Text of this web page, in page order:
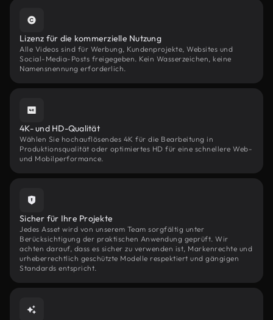
Lizenz für die kommerzielle Nutzung
Alle Videos sind für Werbung, Kundenprojekte, Websites und
Social-Media-Posts freigegeben. Kein Wasserzeichen, keine
Namensnennung erforderlich.
4K- und HD-Qualität
Wählen Sie hochauflösendes 4K für die Bearbeitung in
Produktionsqualität oder optimiertes HD für eine schnellere Web-
und Mobilperformance.
Sicher für Ihre Projekte
Jedes Asset wird von unserem Team sorgfältig unter
Berücksichtigung der praktischen Anwendung geprüft. Wir
achten darauf, dass es sicher zu verwenden ist, Markenrechte und
urheberrechtlich geschützte Modelle respektiert und gängigen
Standards entspricht.